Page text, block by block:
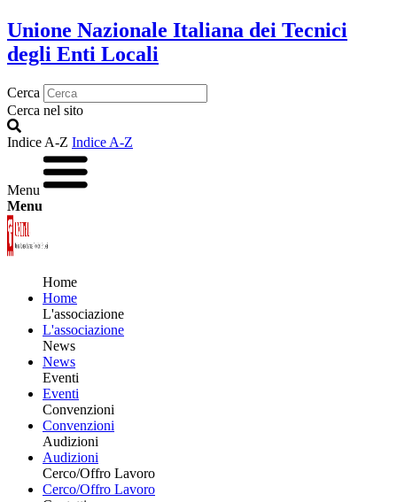
Unione Nazionale Italiana dei Tecnici
degli Enti Locali
Cerca
Cerca nel sito
Indice A-Z Indice A-Z
Menu
Menu
Home
Home
L'associazione
L'associazione
News
News
Eventi
Eventi
Convenzioni
Convenzioni
Audizioni
Audizioni
Cerco/Offro Lavoro
Cerco/Offro Lavoro